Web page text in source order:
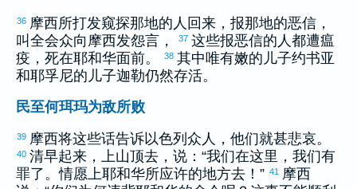
36 摩西所打发窥探那地的人回来，报那地的恶信，
叫全会众向 摩西发怨言， 37 这些报恶信的人都遭瘟
疫，死在耶和华面前。
38 其中唯有嫩的儿子约书亚
和耶孚尼的儿子迦勒仍然存活。
民至何珥玛为敌所败
39 摩西将这些话告诉以色列 众人，他们就甚悲哀。
40 清早起来，上山顶去，说：“我们在这里，我们有
罪了。情愿上耶和华所应许的地方去！” 41
摩西